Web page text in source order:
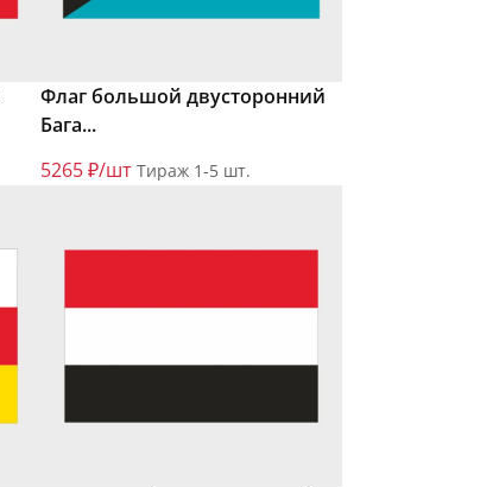
Флаг большой двусторонний
Бага...
5265 ₽/шт Тираж 1-5 шт.